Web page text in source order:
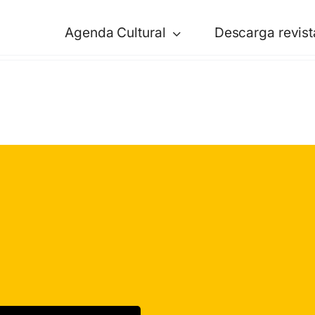
Agenda Cultural Descarga